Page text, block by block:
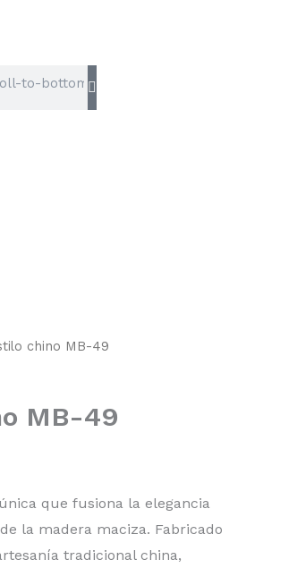
chino MB-49
MB-49
que fusiona la elegancia
la madera maciza. Fabricado
tradicional china,